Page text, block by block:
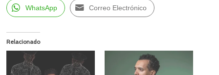
WhatsApp Correo Electrónico
Relacionado